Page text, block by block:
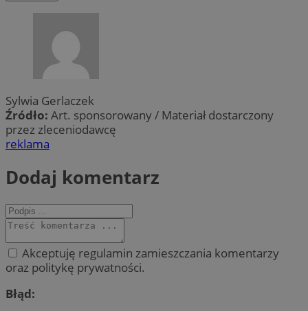
Sylwia Gerlaczek
Źródło: Art. sponsorowany / Materiał dostarczony
przez zleceniodawcę
reklama
Dodaj komentarz
Akceptuję regulamin zamieszczania komentarzy
oraz politykę prywatności.
Błąd: